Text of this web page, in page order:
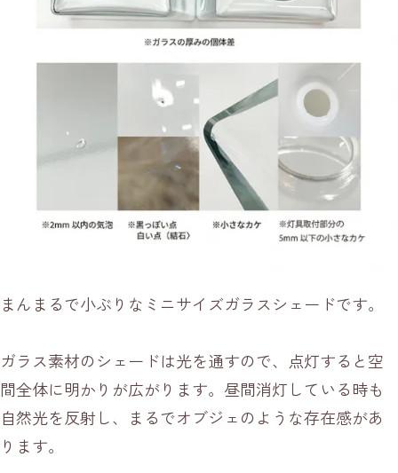
まんまるで小ぶりなミニサイズガラスシェードです。
ガラス素材のシェードは光を通すので、点灯すると空
間全体に明かりが広がります。昼間消灯している時も
自然光を反射し、まるでオブジェのような存在感があ
ります。